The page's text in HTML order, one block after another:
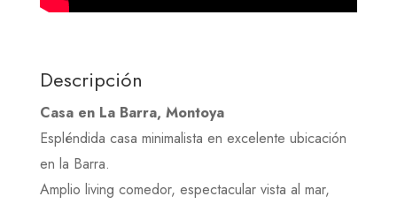
Descripción
Casa en La Barra, Montoya
Espléndida casa minimalista en excelente ubicación
en la Barra.
Amplio living comedor, espectacular vista al mar,